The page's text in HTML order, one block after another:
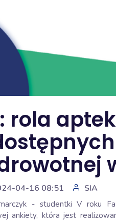
rola aptek
04-16 08:51 SIA
- studentki V roku
ankiety, która jest